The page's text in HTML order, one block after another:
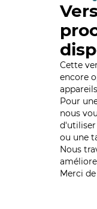
Cette
encore
Pour
nous
ou une
Nous
Merci